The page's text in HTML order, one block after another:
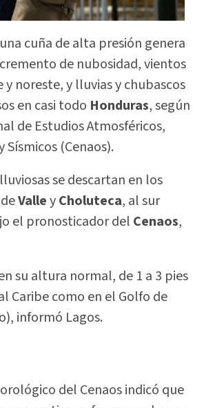
cuña de alta presión genera
de nubosidad, vientos
noreste, y lluvias y chubascos
en casi todo Honduras, según
de Estudios Atmosféricos,
Sísmicos (Cenaos).
se descartan en los
ValleyCholuteca, al sur
el pronosticador del Cenaos,
su altura normal, de 1 a 3 pies
Caribe como en el Golfo de
informó Lagos.
del Cenaos indicó que